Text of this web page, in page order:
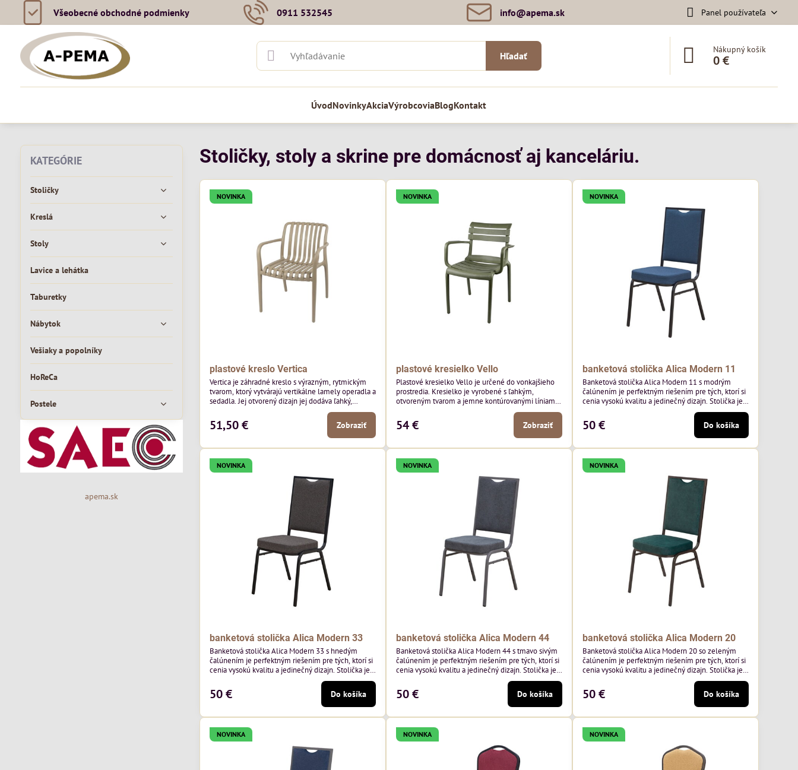
Všeobecné obchodné podmienky 0911 532545 info​@apema​.sk Panel používateľa
Hľadať
Nákupný košík
0 €
ÚvodNovinkyAkciaVýrobcoviaBlogKontakt
Stoličky, stoly a skrine pre domácnosť aj kanceláriu.
NOVINKA
plastové kreslo Vertica
Vertica je záhradné kreslo s výrazným, rytmickým
tvarom, ktorý vytvárajú vertikálne lamely operadla a
sedadla. Jej otvorený dizajn jej dodáva ľahký,
vzdušný vzhľad a robí z nej perfektný doplnok
moderných vonkajších priestorov. Tento model púta
pozornosť svojimi detailmi bez toho, aby dominoval
priestoru. Bude vyzerať skvele vo vonkajších
jedálenských priestoroch, pri bistrových stoloch a
v...
51,50 € Zobraziť
NOVINKA
plastové kresielko Vello
Plastové kresielko Vello je určené do vonkajšieho
prostredia. Kresielko je vyrobené s ľahkým,
otvoreným tvarom a jemne kontúrovanými líniami.
Horizontálne lamely operadla a jemne zaoblené
podrúčky dodávajú kresielku ležérny, letný nádych.
Tento model bude vyzerať skvele vo vonkajších
jedálenských priestoroch, pri reštauračných stoloch
a v bistrových priestoroch.
54 € Zobraziť
NOVINKA
banketová stolička Alica Modern 11
Banketová stolička Alica Modern 11 s modrým
čalúnením je perfektným riešením pre tých, ktorí si
cenia vysokú kvalitu a jedinečný dizajn. Stolička je
výnimočná použitím vysoko kvalitného modrého
čalúnenia Mossa 79 od poľského výrobcu Davis
ktorého látka má hmotnosť 325 g/m², čo zaručuje
výnimočnú odolnosť a pohodlie. Okrem toho je
látka vybavená technológiou Easy-Clean, vďaka
ktorej sa ľahko...
50 € Do košíka
NOVINKA
banketová stolička Alica Modern 33
Banketová stolička Alica Modern 33 s hnedým
čalúnením je perfektným riešením pre tých, ktorí si
cenia vysokú kvalitu a jedinečný dizajn. Stolička je
výnimočná použitím vysoko kvalitného hnedého
čalúnenia Mossa 29 od poľského výrobcu Davis
ktorého látka má hmotnosť 325 g/m², čo zaručuje
výnimočnú odolnosť a pohodlie. Okrem toho je
látka vybavená technológiou Easy-Clean, vďaka
ktorej sa ľahko...
50 € Do košíka
NOVINKA
banketová stolička Alica Modern 44
Banketová stolička Alica Modern 44 s tmavo sivým
čalúnením je perfektným riešením pre tých, ktorí si
cenia vysokú kvalitu a jedinečný dizajn. Stolička je
výnimočná použitím vysoko kvalitného tmavo
sivého zamatového čalúnenia od poľského výrobcu
Davis ktorého látka má hmotnosť 390 g/m², čo
zaručuje výnimočnú odolnosť a pohodlie. Sivá farba
kostry.
50 € Do košíka
NOVINKA
banketová stolička Alica Modern 20
Banketová stolička Alica Modern 20 so zeleným
čalúnením je perfektným riešením pre tých, ktorí si
cenia vysokú kvalitu a jedinečný dizajn. Stolička je
výnimočná použitím vysoko kvalitného tmavo
zeleného zamatového čalúnenia od poľského
výrobcu Davis ktorého látka má hmotnosť 390
g/m², čo zaručuje výnimočnú odolnosť a pohodlie.
Kostra je tmavo hnedá.
50 € Do košíka
NOVINKA NOVINKA NOVINKA
KATEGÓRIE
Stoličky
Kreslá
Stoly
Lavice a lehátka
Taburetky
Nábytok
Vešiaky a popolníky
HoReCa
Postele
apema.sk